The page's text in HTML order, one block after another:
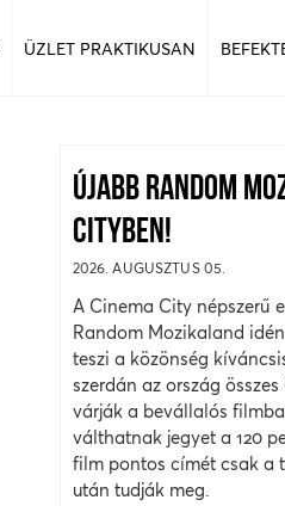
ÜZLET PRAKTIKUSAN
ÚJABB RANDOM
CITYBEN!
2026. AUGUSZTUS 05.
A Cinema City népszerű
Random Mozikaland
teszi a közönség
szerdán az ország
várják a bevállalós
válthatnak jegyet a 120
film pontos címét csak a
után tudják meg.